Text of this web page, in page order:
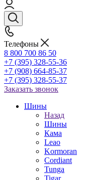
Телефоны
8 800 700 86 50
+7 (395) 328-55-36
+7 (908) 664-85-37
+7 (395) 328-55-37
Заказать звонок
Шины
Назад
Шины
Кама
Leao
Kormoran
Cordiant
Tunga
Tigar